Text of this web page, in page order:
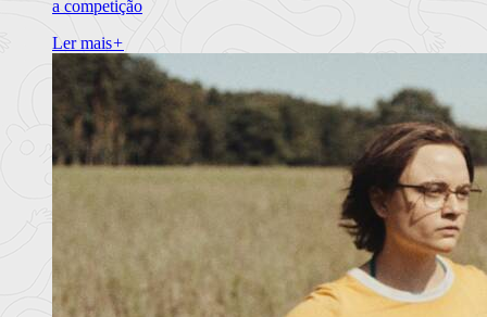
a competição
Ler mais+